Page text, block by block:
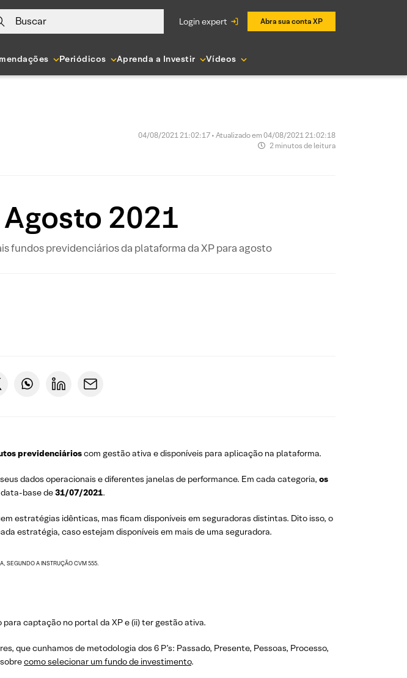
Buscar login expert Abra sua conta XP
Periódicos Aprenda a Investir Vídeos
04/08/2021 21:02:17 • Atualizado em 04/08/2021 21:02:18
2 minutos de leitura
2021
fundos previdenciários da plataforma da XP para agosto
previdenciárioscom gestão ativa e disponíveis para aplicação na plataforma.
dados operacionais e diferentes janelas de performance. Em cada categoria, os
base de31/07/2021.
estratégias idênticas, mas ficam disponíveis em seguradoras distintas. Dito isso, o
estratégia, caso estejam disponíveis em mais de uma seguradora.
SEGUNDO A INSTRUÇÃO CVM 555.
captação no portal da XP e (ii) ter gestão ativa.
que cunhamos de metodologia dos 6 P’s: Passado, Presente, Pessoas, Processo,
como selecionar um fundo de investimento.